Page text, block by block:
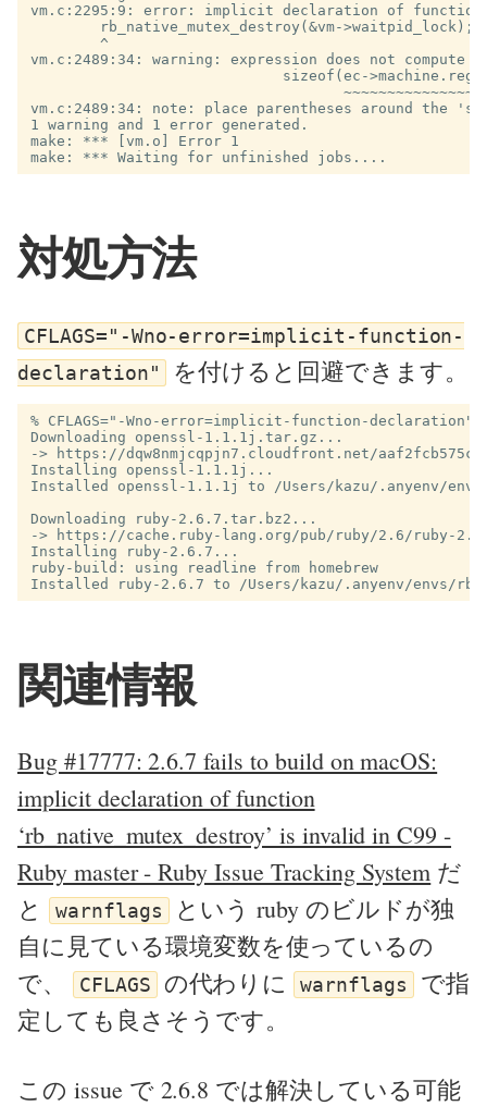
vm.c:2295:9: error: implicit declaration of
        rb_native_mutex_destroy(&vm->waitpid_lock);
        ^
vm.c:2489:34: warning: expression does not
sizeof(ec-
~~~~~~~~~~~~~~~~
vm.c:2489:34: note: place parentheses around the
1 warning and 1 error generated.
make: *** [vm.o] Error 1
対処方法
CFLAGS="-Wno-error=implicit-function-
declaration"
を付けると回避できます。
% CFLAGS="-Wno-error=implicit-function-
Downloading openssl-1.1.1j.tar.gz...
-> https://dqw8nmjcqpjn7.cloudfront.net/
Installing openssl-1.1.1j...
Installed openssl-1.1.1j to /Users/kazu/.anyenv/
Downloading ruby-2.6.7.tar.bz2...
-> https://cache.ruby-lang.org/pub/ruby/2.6/ruby-
Installing ruby-2.6.7...
ruby-build: using readline from homebrew
関連情報
Bug #17777: 2.6.7 fails to build on macOS:
implicit declaration of function
‘rb_native_mutex_destroy’ is invalid in C99 -
Ruby master - Ruby Issue Tracking System だ
と
warnflags という ruby のビルドが独
自に見ている環境変数を使っているの
で、
CFLAGS の代わりに warnflags で指
定しても良さそうです。
この issue で 2.6.8 では解決している可能